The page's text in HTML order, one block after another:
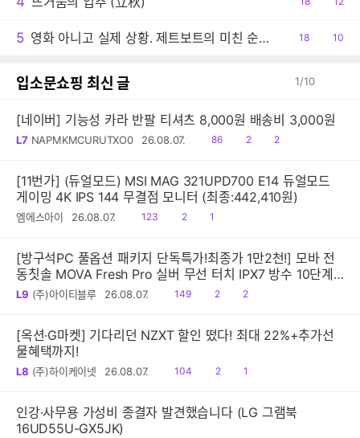
5 영화 아니고 실제 상황. 제트보트의 미친 순발력
공
18
댓
10
입소문쇼핑 최신 글 1/10
[네이버] 기능성 카라 반팔 티셔츠 8,000원 배송비 3,000원
L7 NAPMKMCURUTXO0 26.08.07.
읽
86
공
2
댓
2
[11번가] (듀얼모드) MSI MAG 321UPD700 E14 듀얼모드
게이밍 4K IPS 144 무결점 모니터 (최종:442,410원)
엠에스아이 26.08.07.
읽
123
공
2
댓1
[방구석PC 풀옵션 패키지 단독특가!최종가 1만2천!] 모바 전
동칫솔 MOVA Fresh Pro 실버 무선 터치 IPX7 방수 10단계
진동 음파 전동칫솔
L9 (주)아이티블루 26.08.07.
읽
149
공
2
댓
2
[옥션·G마켓] 기다리던 NZXT 할인 떴다! 최대 22%+추가선
물혜택까지!
L8 (주)하이케이넷 26.08.07.
읽
104
공
2
댓1
인강·사무용 가성비 종결자 발견했습니다 (LG 그램북
16UD55U-GX5JK)